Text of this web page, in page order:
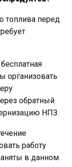
топлива перед
организовать
обратный
НПЗ.
работу
в данном